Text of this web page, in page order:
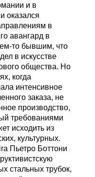
и в
оказался
в
авангард в
то бывшим, что
в искусстве
общества. Но
когда
интенсивное
заказа, не
производство,
требованиями
исходить из
культурных.
Пьетро Боттони
стальных трубок,